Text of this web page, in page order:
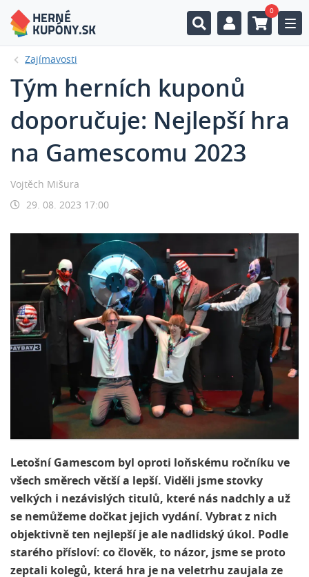
0
Zajímavosti
Tým herních kuponů
doporučuje: Nejlepší hra
na Gamescomu 2023
Vojtěch Mišura
29. 08. 2023 17:00
Letošní Gamescom byl oproti loňskému ročníku ve
všech směrech větší a lepší. Viděli jsme stovky
velkých i nezávislých titulů, které nás nadchly a už
se nemůžeme dočkat jejich vydání. Vybrat z nich
objektivně ten nejlepší je ale nadlidský úkol. Podle
starého přísloví: co člověk, to názor, jsme se proto
zeptali kolegů, která hra je na veletrhu zaujala ze